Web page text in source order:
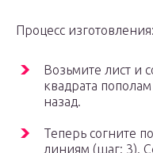
Процесс изготовления:
Возьмите лист и
квадрата
назад.
Теперь согните
линиям (шаг: 3).